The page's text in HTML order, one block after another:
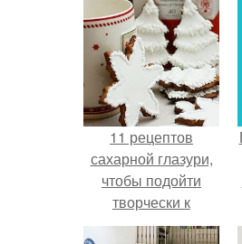
11 рецептов
сахарной глазури,
чтобы подойти
творчески к
украшению